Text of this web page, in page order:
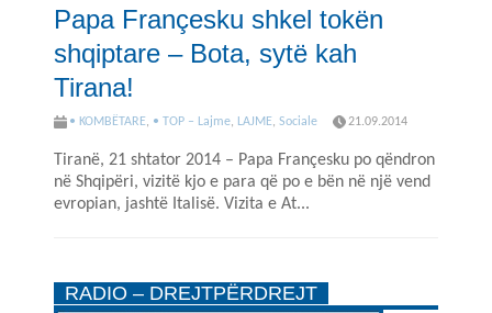
Papa Françesku shkel tokën
shqiptare – Bota, sytë kah
Tirana!
• KOMBËTARE, • TOP – Lajme, LAJME, Sociale 21.09.2014
Tiranë, 21 shtator 2014 – Papa Françesku po qëndron
në Shqipëri, vizitë kjo e para që po e bën në një vend
evropian, jashtë Italisë. Vizita e At...
RADIO – DREJTPËRDREJT